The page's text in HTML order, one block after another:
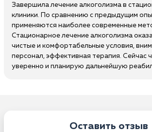
Завершила лечение алкоголизма в
клиники. По сравнению с предыдущим
применяются наиболее современные
Стационарное лечение алкоголизма
чистые и комфортабельные условия,
персонал, эффективная терапия. Сейчас
уверенно и планирую дальнейшую
Оставить отзыв